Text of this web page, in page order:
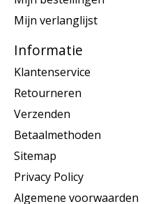
Mijn verlanglijst
Informatie
Klantenservice
Retourneren
Verzenden
Betaalmethoden
Sitemap
Privacy Policy
Algemene voorwaarden